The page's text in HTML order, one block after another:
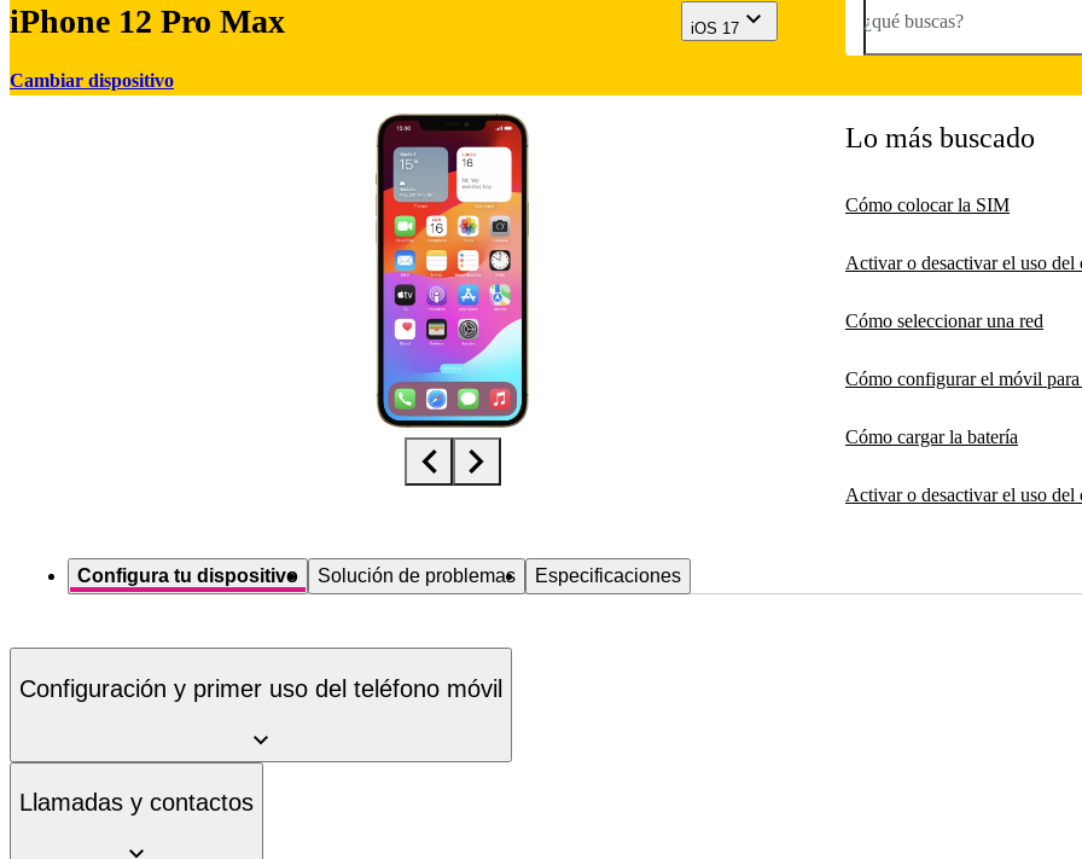
iPhone 12 Pro Max
Cambiar dispositivo
iOS 17 ¿qué buscas?
Lo más buscado
Cómo colocar la SIM
Activar o desactivar el uso del
Cómo seleccionar una red
Cómo configurar el móvil para
Cómo cargar la batería
Activar o desactivar el uso del
Configura tu dispositivo Solución de problemas Especificaciones
Configuración y primer uso del teléfono móvil
Llamadas y contactos